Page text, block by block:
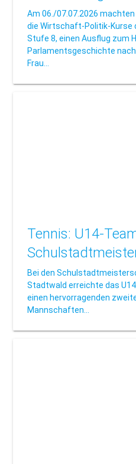
Am 06./07.07.2026 machten
die Wirtschaft-Politik-Kurse
Stufe 8, einen Ausflug zum
Parlamentsgeschichte
Frau…
Tennis: U14-
Bei den
Stadtwald erreichte das
einen hervorragenden
Mannschaften…